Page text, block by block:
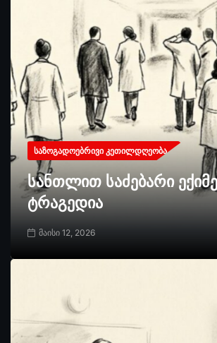
ᲡᲐᲖᲝᲒᲐᲓᲝᲔᲑᲠᲘᲕᲘ ᲙᲔᲗᲘᲚᲓᲦᲔᲝᲑᲐ
სანთლით საძებარი
ტრაგედია
მაისი 12, 2026